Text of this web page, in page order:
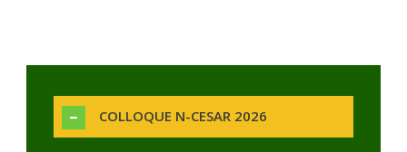
COLLOQUE N-CESAR 2026